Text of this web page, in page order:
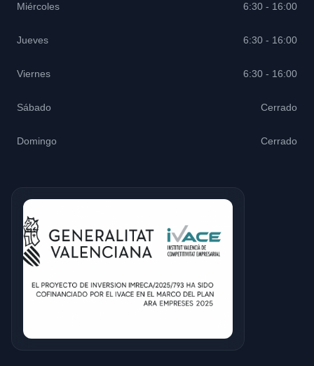
Miércoles 6:30 - 16:00
Jueves 6:30 - 16:00
Viernes 6:30 - 16:00
Sábado Cerrado
Domingo Cerrado